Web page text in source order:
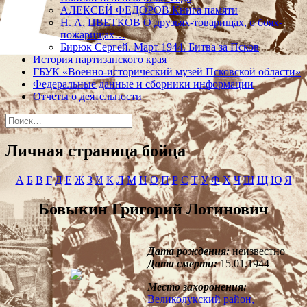
АЛЕКСЕЙ ФЕДОРОВ Книга памяти
Н. А. ЦВЕТКОВ О друзьях-товарищах, о боях-
пожарищах…
Бирюк Сергей. Март 1944. Битва за Псков
История партизанского края
ГБУК «Военно-исторический музей Псковской области»
Федеральные данные и сборники информации
Отчеты о деятельности
Найти:
Личная страница бойца
А Б В Г Д Е Ж З И К Л М Н О П Р С Т У Ф Х Ч Ш Щ Ю Я
Бовыкин Григорий Логинович
Дата рождения:неизвестно
Дата смерти:15.01.1944
Место захоронения:
Великолукский район,